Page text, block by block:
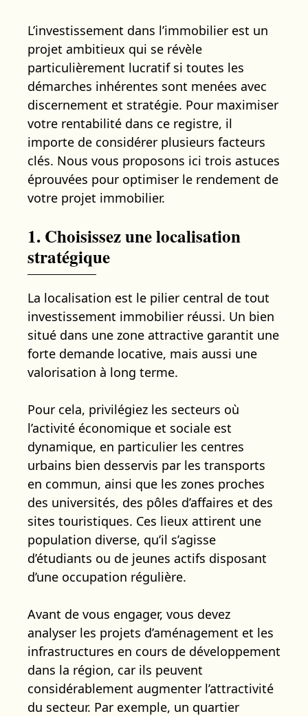
L’investissement dans l’immobilier est un
projet ambitieux qui se révèle
particulièrement lucratif si toutes les
démarches inhérentes sont menées avec
discernement et stratégie. Pour maximiser
votre rentabilité dans ce registre, il
importe de considérer plusieurs facteurs
clés. Nous vous proposons ici trois astuces
éprouvées pour optimiser le rendement de
votre projet immobilier.
1. Choisissez une localisation
stratégique
La localisation est le pilier central de tout
investissement immobilier réussi. Un bien
situé dans une zone attractive garantit une
forte demande locative, mais aussi une
valorisation à long terme.
Pour cela, privilégiez les secteurs où
l’activité économique et sociale est
dynamique, en particulier les centres
urbains bien desservis par les transports
en commun, ainsi que les zones proches
des universités, des pôles d’affaires et des
sites touristiques. Ces lieux attirent une
population diverse, qu’il s’agisse
d’étudiants ou de jeunes actifs disposant
d’une occupation régulière.
Avant de vous engager, vous devez
analyser les projets d’aménagement et les
infrastructures en cours de développement
dans la région, car ils peuvent
considérablement augmenter l’attractivité
du secteur. Par exemple, un quartier